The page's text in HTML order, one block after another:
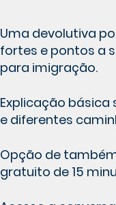
Uma devolutiva
fortes e pontos a
para imigração.
Explicação
e diferentes
Opção de
gratuito de 15